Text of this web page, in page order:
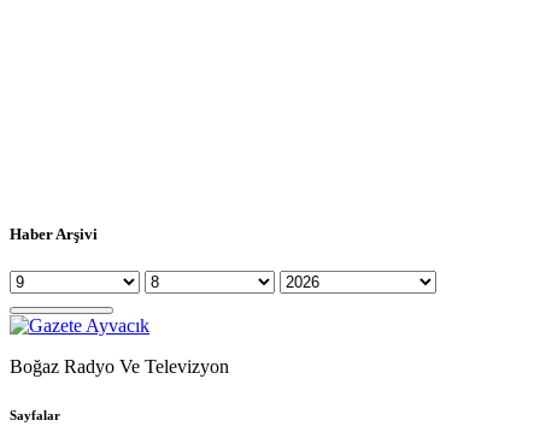
Haber Arşivi
Boğaz Radyo Ve Televizyon
Sayfalar